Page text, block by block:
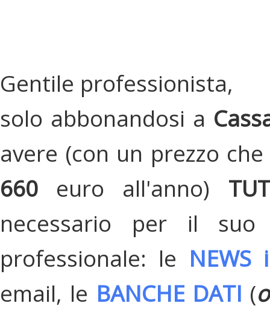
Gentile professionista,
solo abbonandosi a
avere (con un prezzo
660 euro all'anno)
necessario per il suo
professionale: le
email, le BANCHE DATI (